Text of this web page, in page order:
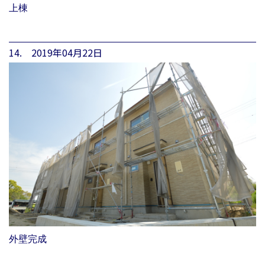
上棟
14. 2019年04月22日
外壁完成